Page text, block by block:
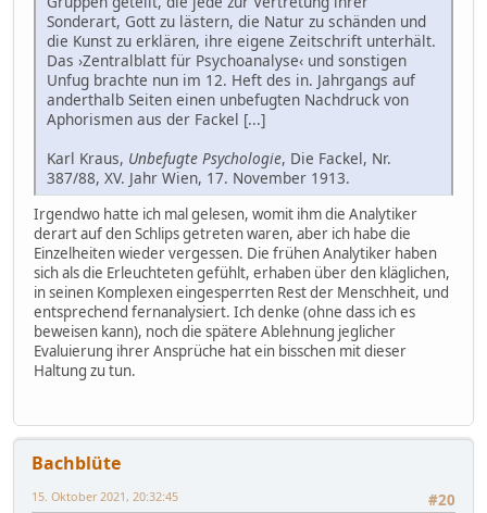
Sonderart, Gott zu lästern, die Natur zu schänden und
die Kunst zu erklären, ihre eigene Zeitschrift unterhält.
Das ›Zentralblatt für Psychoanalyse‹ und sonstigen
Unfug brachte nun im 12. Heft des in. Jahrgangs auf
anderthalb Seiten einen unbefugten Nachdruck von
Aphorismen aus der Fackel [...]
Karl Kraus, Unbefugte Psychologie, Die Fackel, Nr.
387/88, XV. Jahr Wien, 17. November 1913.
Irgendwo hatte ich mal gelesen, womit ihm die Analytiker
derart auf den Schlips getreten waren, aber ich habe die
Einzelheiten wieder vergessen. Die frühen Analytiker haben
sich als die Erleuchteten gefühlt, erhaben über den kläglichen,
in seinen Komplexen eingesperrten Rest der Menschheit, und
entsprechend fernanalysiert. Ich denke (ohne dass ich es
beweisen kann), noch die spätere Ablehnung jeglicher
Evaluierung ihrer Ansprüche hat ein bisschen mit dieser
Haltung zu tun.
Bachblüte
#20
15. Oktober 2021, 20:32:45